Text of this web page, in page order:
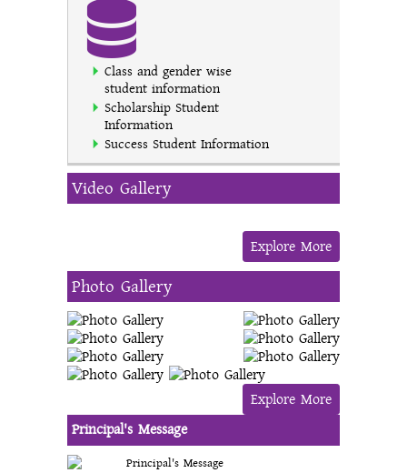
Class and gender wise
student information
Scholarship Student
Information
Success Student Information
Video Gallery
Explore More
Photo Gallery
Explore More
Principal's Message